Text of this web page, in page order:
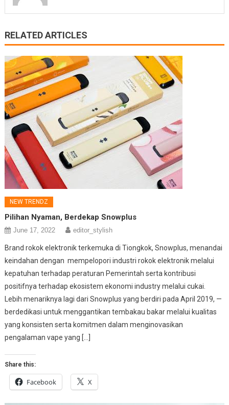
RELATED ARTICLES
NEW TRENDZ
Pilihan Nyaman, Berdekap Snowplus
June 17, 2022 editor_stylish
Brand rokok elektronik terkemuka di Tiongkok, Snowplus, menandai
keindahan dengan mempelopori industri rokok elektronik melalui
kepatuhan terhadap peraturan Pemerintah serta kontribusi
positifnya terhadap ekosistem ekonomi industry melalui cukai.
Lebih menariknya lagi dari Snowplus yang berdiri pada April 2019, —
berdedikasi untuk menggantikan tembakau bakar melalui kualitas
yang konsisten serta komitmen dalam menginovasikan
pengalaman vape yang […]
Share this:
Facebook X